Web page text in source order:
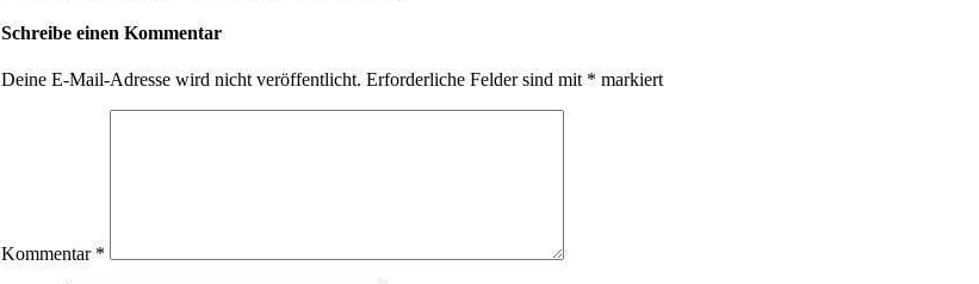
Schreibe einen Kommentar
Deine E-Mail-Adresse wird nicht veröffentlicht. Erforderliche Felder sind mit * markiert
Kommentar *